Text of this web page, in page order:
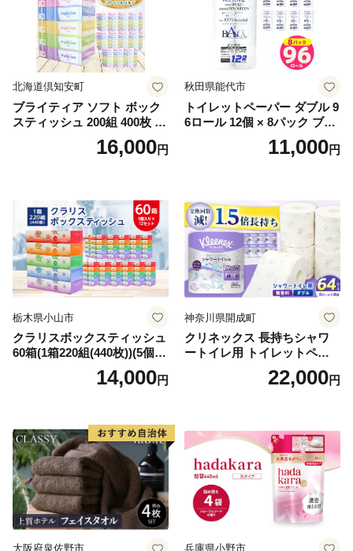
北海道倶知安町
ブライティア ソフト ボック
スティッシュ 200組 400枚 60
箱 日本製 まとめ買い ティッ
シュ リサイクル 長持 防災 常
倶知安町 日用品
16,000円
秋田県能代市
トイレットペーパー ダブル 9
6ロール 12個 × 8パック ブラ
ンカ 再生紙 100％ 芯あり 日
用品 消耗品 無香料 生活用品
11,000円
栃木県小山市
クラリスボックスティッシュ
60箱(1箱220組(440枚))(5個入
り×12セット)【1256759】
14,000円
神奈川県開成町
クリネックス 長持ちシャワ
ートイレ用 トイレットペー
パー（ダブル）64ロール(8ロ
ール×8パック) 開成町 トイレ
蓄 防災 エコ 消耗品 生活雑貨
生活用品 無香料 トイレット
ペーパー ダブル といれっと
ぺーぱー トイレ クレシア ト
イレットペーパー [BDBH002
-1]
22,000円
大阪府泉佐野市 兵庫県小野市